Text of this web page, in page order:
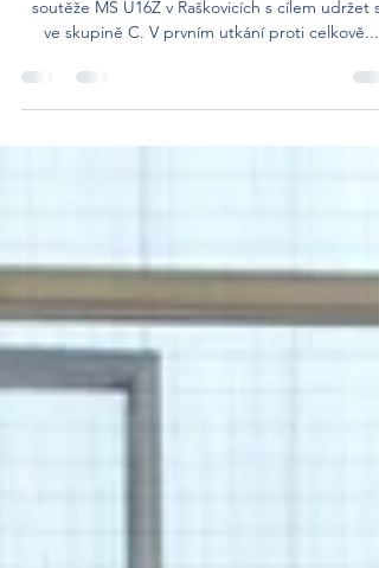
Starší žačky D v Raškovicích
Družstvo SŽ "D" odehrálo dne 14. 1. 4. kolo
soutěže MS U16Z v Raškovicích s cílem udržet se